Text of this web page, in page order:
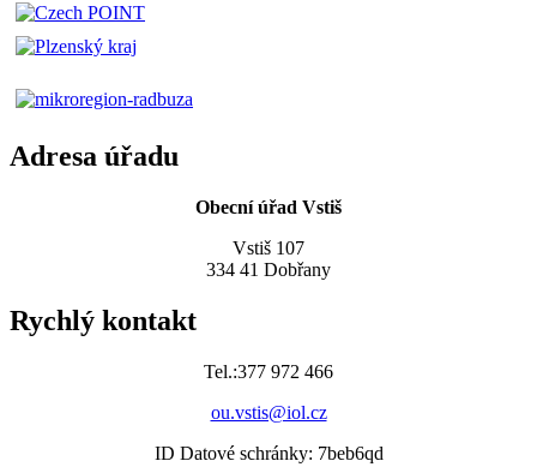
Adresa úřadu
Obecní úřad Vstiš
Vstiš 107
334 41 Dobřany
Rychlý kontakt
Tel.:377 972 466
ou.vstis@iol.cz
ID Datové schránky: 7beb6qd